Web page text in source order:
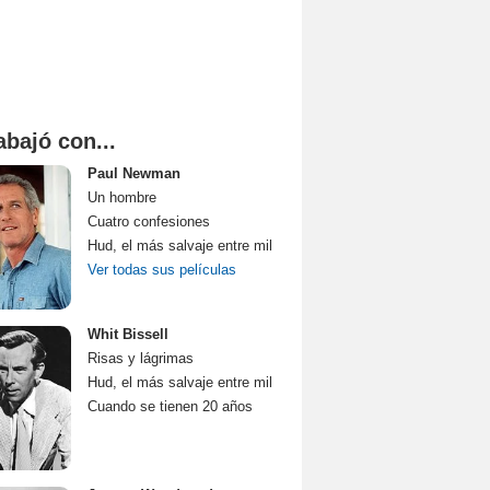
con...
Paul Newman
Un hombre
Cuatro confesiones
Hud, el más salvaje entre mil
Ver todas sus películas
Whit Bissell
Risas y lágrimas
Hud, el más salvaje entre mil
Cuando se tienen 20 años